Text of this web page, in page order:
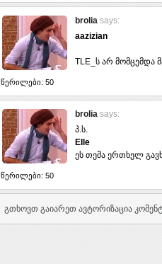
წერილები: 50
brolia says:
aazizian
TLE_ს არ მომცემდა
წერილები: 50
brolia says:
პ.ს.
Elle
ეს თემა ერთხელ
გთხოვთ გაიარეთ ავტორიზაცია